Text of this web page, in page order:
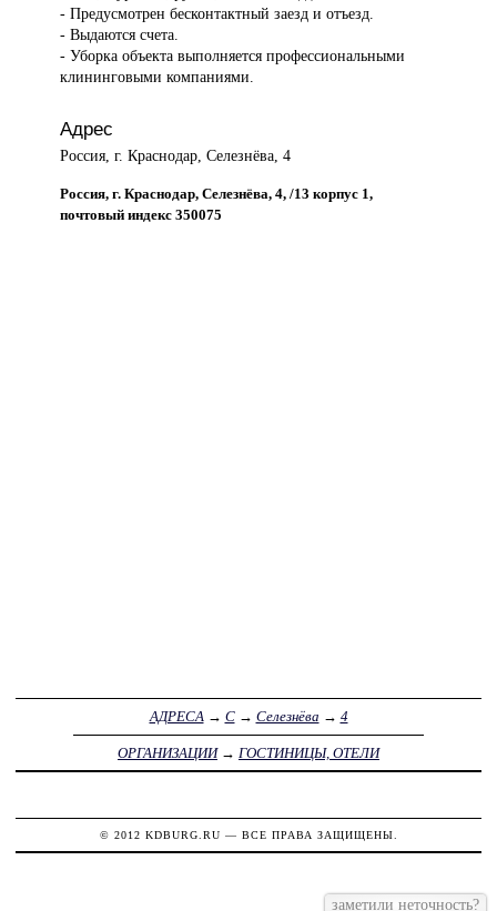
- Предусмотрен бесконтактный заезд и отъезд.
- Выдаются счета.
- Уборка объекта выполняется профессиональными
клининговыми компаниями.
Адрес
Россия, г. Краснодар, Селезнёва, 4
Россия, г. Краснодар, Селезнёва, 4, /13 корпус 1,
почтовый индекс 350075
АДРЕСА→ С→ Селезнёва → 4
ОРГАНИЗАЦИИ→ ГОСТИНИЦЫ, ОТЕЛИ
© 2012 KDBURG.RU — ВСЕ ПРАВА ЗАЩИЩЕНЫ.
заметили неточность?